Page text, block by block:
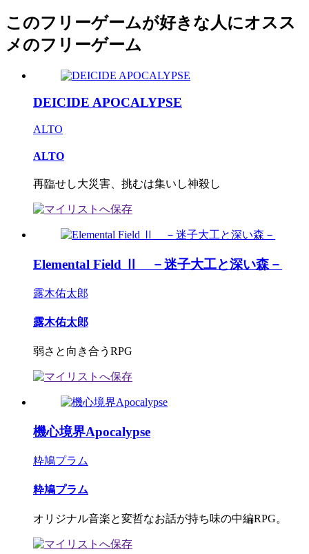
このフリーゲームが好きな人にオスス
メのフリーゲーム
DEICIDE APOCALYPSE
ALTO
ALTO
再臨せし大災害、挑むは集いし神殺し
Elemental Field Ⅱ －迷子大工と深い森－
露木佑太郎
露木佑太郎
弱さと向き合うRPG
機心境界Apocalypse
粋鳩プラム
粋鳩プラム
オリジナル音楽と変哲なお話が持ち味の中編RPG。